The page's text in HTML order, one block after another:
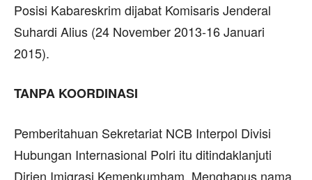
Posisi Kabareskrim dijabat Komisaris Jenderal
Suhardi Alius (24 November 2013-16 Januari
2015).
TANPA KOORDINASI
Pemberitahuan Sekretariat NCB Interpol Divisi
Hubungan Internasional Polri itu ditindaklanjuti
Dirjen Imigrasi Kemenkumham. Menghapus nama